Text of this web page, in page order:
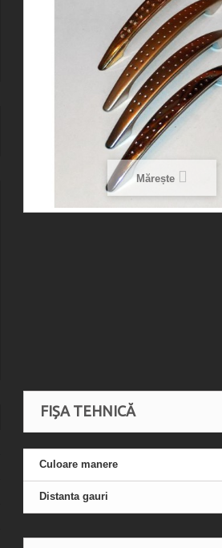
Mărește
FIȘA TEHNICĂ
Culoare manere
Distanta gauri